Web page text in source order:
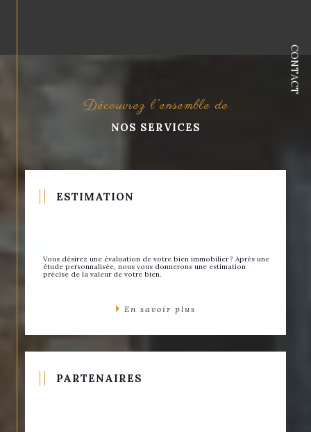
CONTACT
Découvrez l'ensemble de
NOS SERVICES
ESTIMATION
Vous désirez une évaluation de votre bien immobilier ? Après une
étude personnalisée, nous vous donnerons une estimation
précise de la valeur de votre bien.
En savoir plus
PARTENAIRES